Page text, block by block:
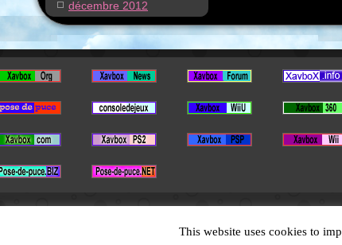
décembre 2012
This website uses cookies to